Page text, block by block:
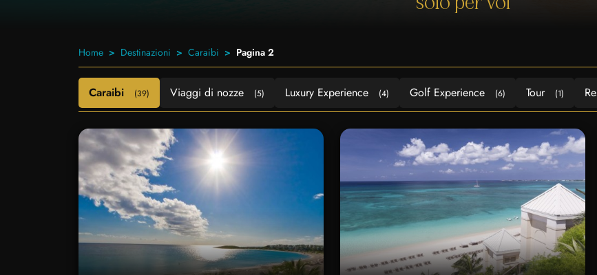
Home Destinazioni Caraibi Pagina 2
Caraibi (39) Viaggi di nozze (5) Luxury Experience (4) Golf Experience (6) Tour (1)